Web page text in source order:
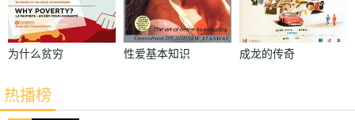
为什么贫穷 性爱基本知识 成龙的传奇
热播榜